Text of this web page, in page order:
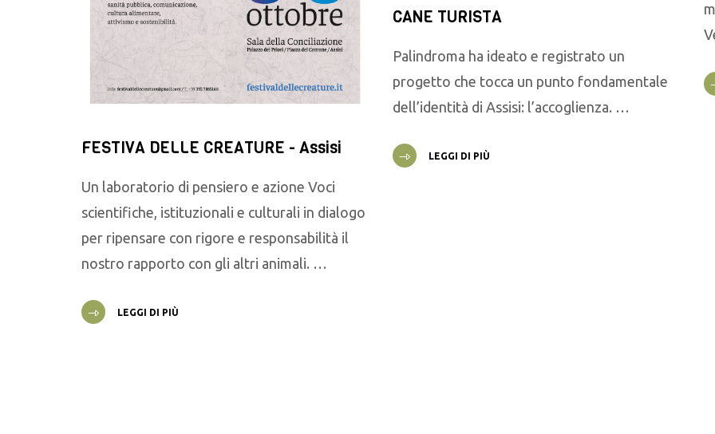
FESTIVA DELLE CREATURE - Assisi
Un laboratorio di pensiero e azione Voci
scientifiche, istituzionali e culturali in dialogo
per ripensare con rigore e responsabilità il
nostro rapporto con gli altri animali. …
LEGGI DI PIÙ
CANE TURISTA
Palindroma ha ideato e registrato un
progetto che tocca un punto fondamentale
dell’identità di Assisi: l’accoglienza. …
LEGGI DI PIÙ